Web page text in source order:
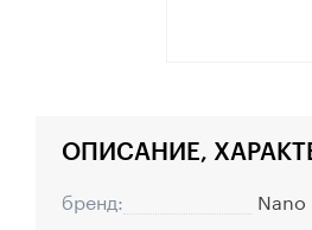
ОПИСАНИЕ,
бренд:
Nano